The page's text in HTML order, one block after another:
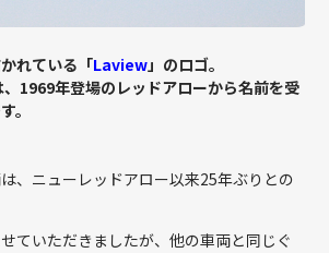
れている「Laview」のロゴ。
、1969年登場のレッドアローから名前を受
。
、ニューレッドアロー以来25年ぶりとの
ていただきましたが、他の車両と同じぐ